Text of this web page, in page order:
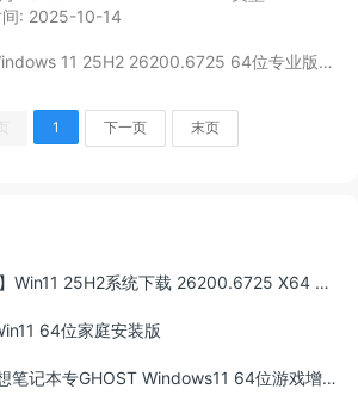
定性、支持更强大的硬件资源和提升用户
工作及娱乐中的体验。
: 2025-10-14
11 25H2 26200.6725 64位专业版
高效工作体验的同时，针对稳定性、安全性
用户界面做了进一步优化。特别是对硬件兼
性的加强、窗口管理功能的提升以及对多任
1 下一页 末页
【2025年度更新】Win11 25H2系统下载 26200.6725 X64 专业版
64位家庭安装版
【大地系统】 联想笔记本专GHOST Windows11 64位游戏增强版系统镜像